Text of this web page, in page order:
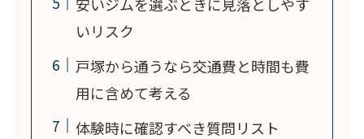
いリスク
戸塚から通うなら交通費と時間も費
用に含めて考える
体験時に確認すべき質問リスト